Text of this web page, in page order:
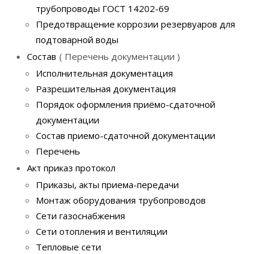
трубопроводы ГОСТ 14202-69
Предотвращение коррозии резервуаров для
подтоварной воды
Состав
Перечень документации
Исполнительная документация
Разрешительная документация
Порядок оформления приёмо-сдаточной
документации
Состав приемо-сдаточной документации
Перечень
Акт приказ протокол
Приказы, акты приема-передачи
Монтаж оборудования трубопроводов
Сети газоснабжения
Сети отопления и вентиляции
Тепловые сети